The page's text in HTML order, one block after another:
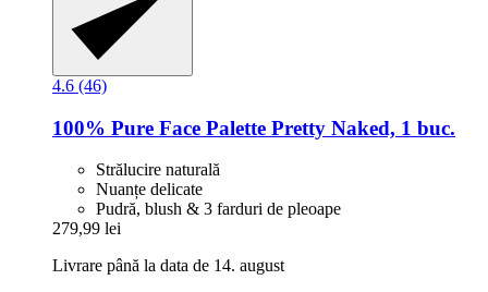
4.6 (46)
100% Pure Face Palette Pretty Naked, 1 buc.
Strălucire naturală
Nuanțe delicate
Pudră, blush & 3 farduri de pleoape
279,99 lei
Livrare până la data de 14. august